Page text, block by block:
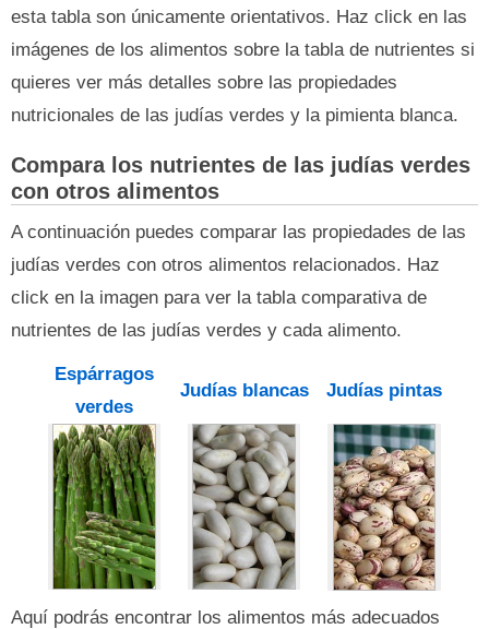
esta tabla son únicamente orientativos. Haz click en las
imágenes de los alimentos sobre la tabla de nutrientes si
quieres ver más detalles sobre las propiedades
nutricionales de las judías verdes y la pimienta blanca.
Compara los nutrientes de las judías verdes
con otros alimentos
A continuación puedes comparar las propiedades de las
judías verdes con otros alimentos relacionados. Haz
click en la imagen para ver la tabla comparativa de
nutrientes de las judías verdes y cada alimento.
Espárragos
verdes
Judías blancas Judías pintas
Aquí podrás encontrar los alimentos más adecuados